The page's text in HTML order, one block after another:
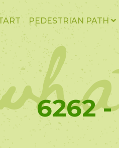
PEDESTRIAN PATH
6262 -